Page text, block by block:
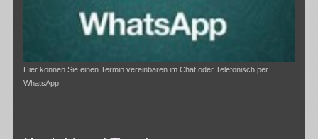
Hier können Sie einen Termin vereinbaren im Chat oder Telefonisch per
WhatsApp